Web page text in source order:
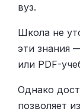
вуз.
Школа не
эти знания
или PDF-
Однако
позволяет